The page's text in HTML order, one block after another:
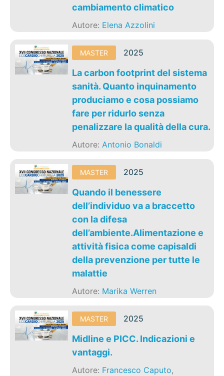
cambiamento climatico
Autore: Elena Azzolini
MASTER 2025
La carbon footprint del sistema
sanità. Quanto inquinamento
produciamo e cosa possiamo
fare per ridurlo senza
penalizzare la qualità della cura.
Autore:Antonio Bonaldi
MASTER 2025
Quando il benessere
dell’individuo va a braccetto
con la difesa
dell’ambiente.Alimentazione e
attività fisica come capisaldi
della prevenzione per tutte le
malattie
Autore: Marika Werren
MASTER 2025
Midline e PICC. Indicazioni e
vantaggi.
Autore: Francesco Caputo,